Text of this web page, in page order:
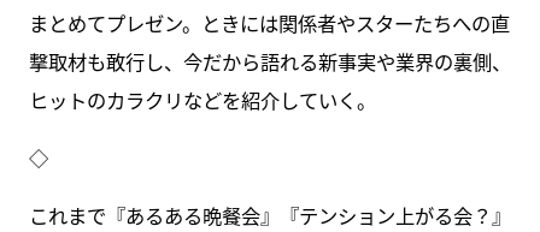
まとめてプレゼン。ときには関係者やスターたちへの直
撃取材も敢行し、今だから語れる新事実や業界の裏側、
ヒットのカラクリなどを紹介していく。
◇
これまで『あるある晩餐会』『テンション上がる会？』